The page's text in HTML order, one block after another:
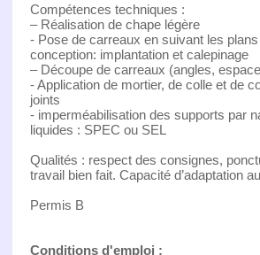
Compétences techniques :
– Réalisation de chape légère
- Pose de carreaux en suivant les
conception: implantation et calepinage
– Découpe de carreaux (angles,
- Application de mortier, de colle et de
joints
- imperméabilisation des supports par
liquides : SPEC ou SEL
Qualités : respect des consignes,
travail bien fait. Capacité d’adaptation
Permis B
Conditions d'emploi :